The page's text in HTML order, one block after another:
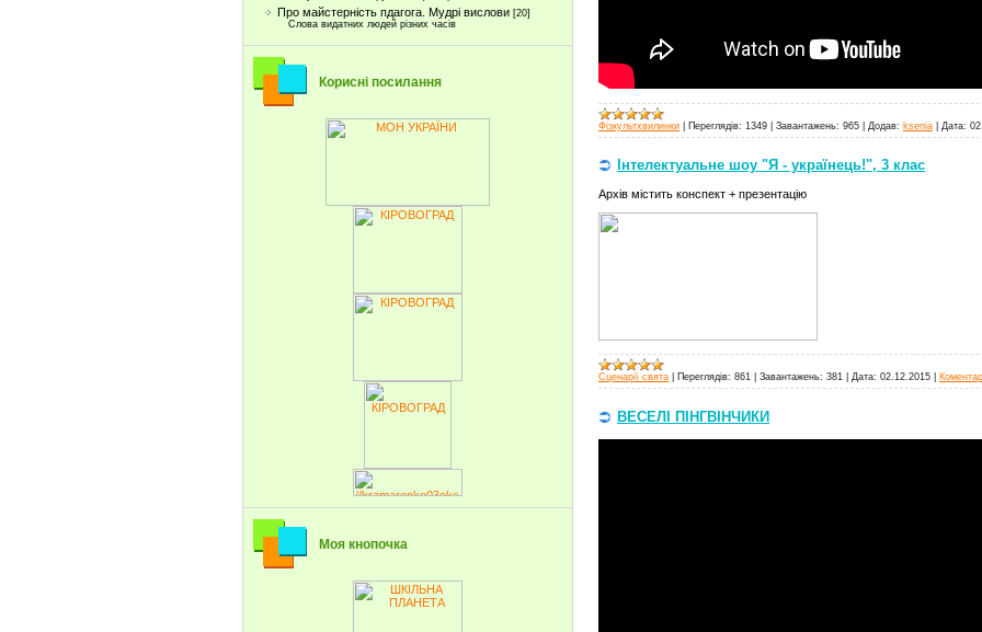
Про майстерність пдагога. Мудрі вислови [20]
Слова видатних людей різних часів
Корисні посилання
Моя кнопочка
Фізкультхвилинки Переглядів: 1349 Завантажень: 965 Додав: ksenia Дата:
Інтелектуальне шоу "Я - українець!", 3 клас
Архів містить конспект + презентацію
Сценарії свята Переглядів: 861 Завантажень: 381 Дата: 02.12.2015
ВЕСЕЛІ ПІНГВІНЧИКИ